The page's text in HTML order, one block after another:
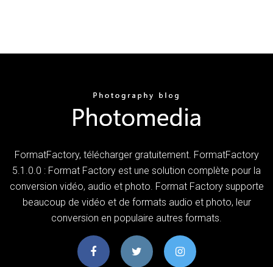
FormatFactory, télécharger gratuitement. FormatFactory
5.1.0.0 : Format Factory est une solution complète pour la
conversion vidéo, audio et photo. Format Factory supporte
beaucoup de vidéo et de formats audio et photo, leur
conversion en populaire autres formats.